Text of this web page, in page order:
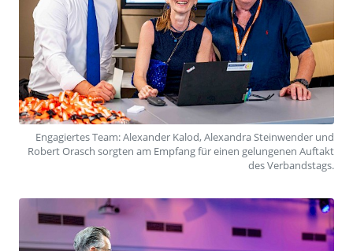
Engagiertes Team: Alexander Kalod, Alexandra Steinwender und
Robert Orasch sorgten am Empfang für einen gelungenen Auftakt
des Verbandstags.